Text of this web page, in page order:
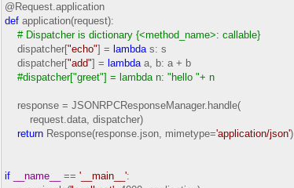
@Request.application
def application(request):
#Dispatcher is dictionary {<method_name>: callable}
dispatcher["echo"] = lambdas: s
dispatcher["add"] = lambdaa, b: a + b
#dispatcher["greet"] = lambda n: "hello "+ n
response = JSONRPCResponseManager.handle(
request.data, dispatcher)
return Response(response.json, mimetype='application/json')
if __name__ == ' __main__ ':